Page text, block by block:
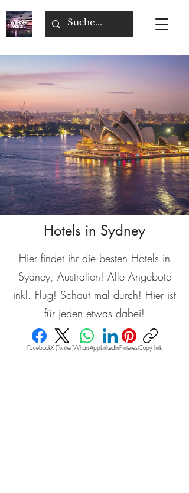
Hotels in Sydney
Hier findet ihr die besten Hotels in
Sydney, Australien! Alle Angebote
inkl. Flug! Schaut mal durch! Hier ist
für jeden etwas dabei!
FacebookX (Twitter)WhatsAppLinkedInPinterestCopy link